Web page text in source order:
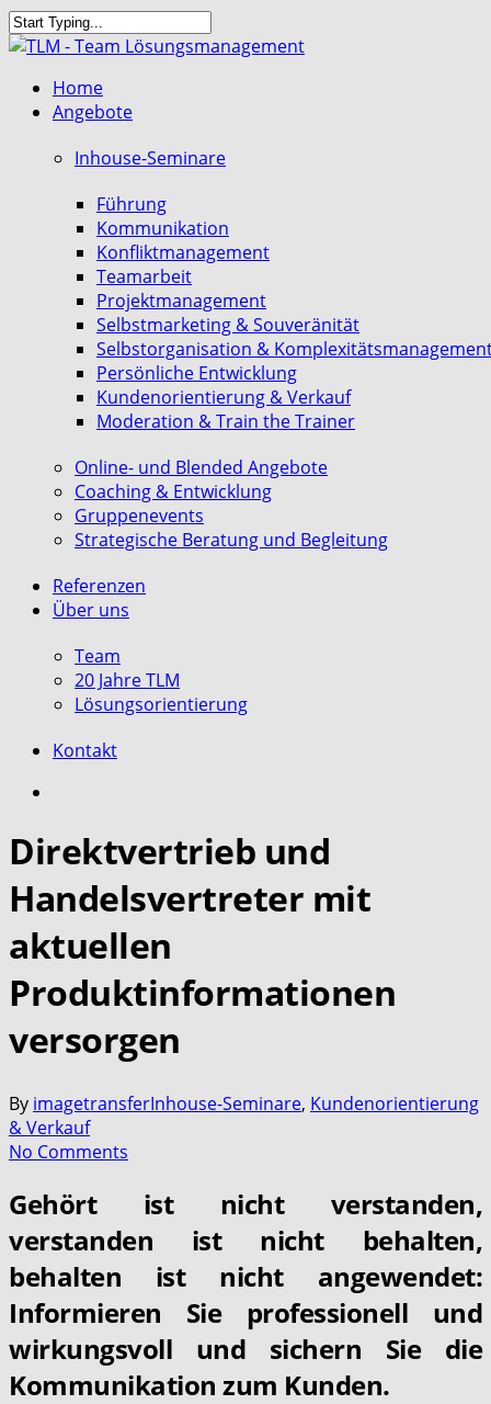
Skip
to
content
Close
search
MenuHome
Angebote
Inhouse-Seminare
Führung
Kommunikation
Konfliktmanagement
Teamarbeit
Projektmanagement
Selbstmarketing & Souveränität
Selbstorganisation &
Persönliche Entwicklung
Kundenorientierung & Verkauf
Moderation & Train the Trainer
Online- und Blended Angebote
Coaching & Entwicklung
Gruppenevents
Strategische Beratung und Begleitung
Referenzen
Über uns
Team
20 Jahre TLM
Lösungsorientierung
Kontakt
Direktvertrieb und
Handelsvertreter mit
aktuellen
Produktinformationen
versorgen
By imagetransferInhouse-Seminare, Kundenorientierung
& Verkauf
No Comments
Gehört ist nicht verstanden,
verstanden ist nicht behalten,
behalten ist nicht angewendet:
Informieren Sie professionell und
wirkungsvoll und sichern Sie die
Kommunikation zum Kunden.